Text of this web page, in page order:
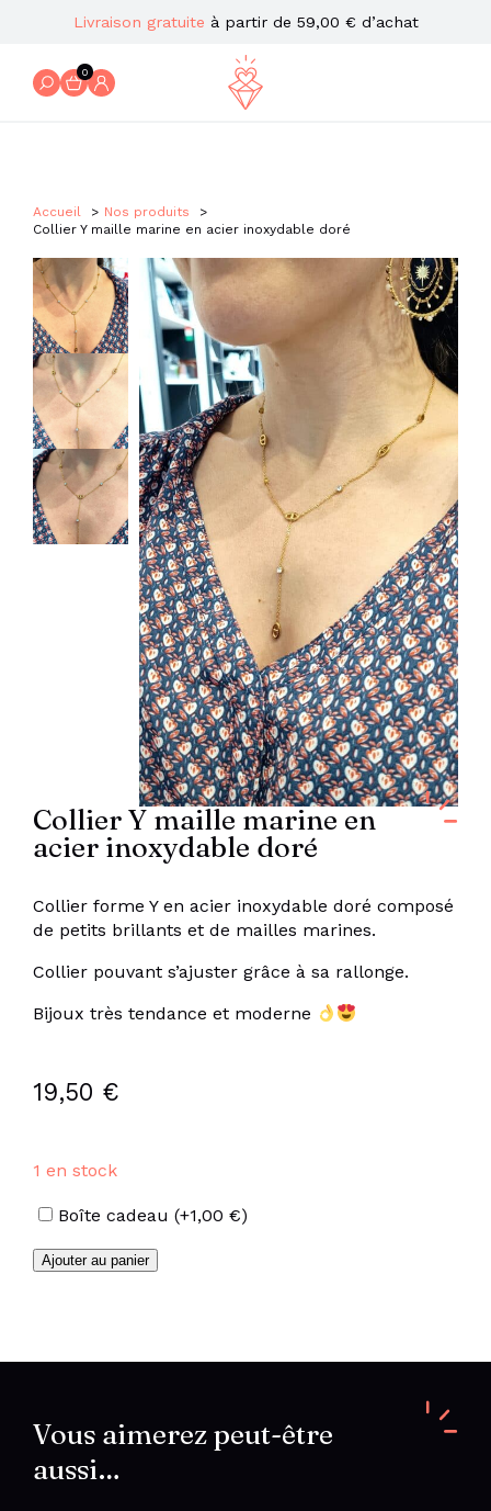
Livraison gratuite à partir de 59,00 € d’achat
0
Accueil
Nos produits
Collier Y maille marine en acier inoxydable doré
Collier Y maille marine en
acier inoxydable doré
Collier forme Y en acier inoxydable doré composé
de petits brillants et de mailles marines.
Collier pouvant s’ajuster grâce à sa rallonge.
Bijoux très tendance et moderne
19,50 €
1 en stock
Options
Boîte cadeau (+1,00 €)
quantité
marine
inoxydable
doré
Ajouter au panier
Vous aimerez peut-être
aussi…